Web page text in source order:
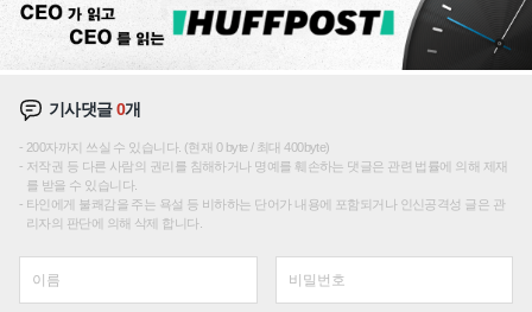
기사댓글0개
200자까지 쓰실 수 있습니다. (현재 0 byte / 최대 400byte)
저작권 등 다른 사람의 권리를 침해하거나 명예를 훼손하는 댓글은 관련 법률에 의해 제재
를 받을 수 있습니다.
타인에게 불쾌감을 주는 욕설 등 비하하는 단어가 내용에 포함되거나 인신공격성 글은 관
리자의 판단에 의해 삭제 합니다.